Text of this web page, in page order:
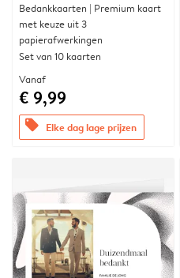
Bedankkaarten | Premium kaart
met keuze uit 3
papierafwerkingen
Set van 10 kaarten
Vanaf
€ 9,99
offers Elke dag lage prijzen